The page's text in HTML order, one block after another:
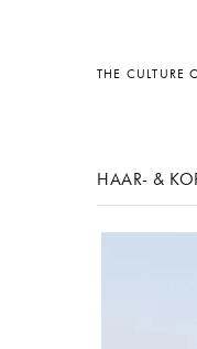
THE CULTURE
HAAR- &